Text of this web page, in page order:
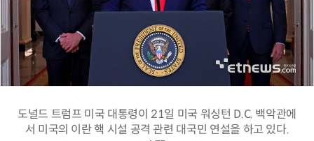
도널드 트럼프 미국 대통령이 21일 미국 워싱턴 D.C. 백악관에
서 미국의 이란 핵 시설 공격 관련 대국민 연설을 하고 있다.